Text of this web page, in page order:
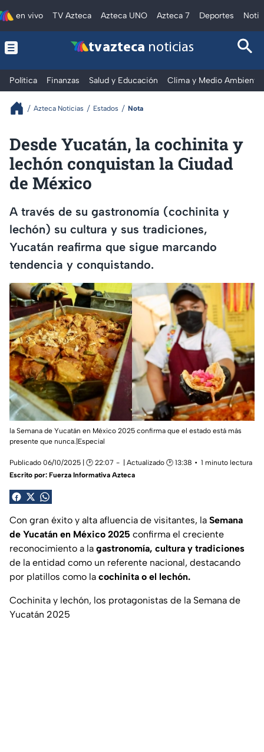
en vivo TV Azteca Azteca UNO Azteca 7 Deportes
tv azteca noticias
Política Finanzas Salud y Educación Clima y Medio Ambiente
Azteca Noticias Estados Nota
Desde Yucatán, la cochinita y
lechón conquistan la Ciudad
de México
A través de su gastronomía (cochinita y
lechón) su cultura y sus tradiciones,
Yucatán reafirma que sigue marcando
tendencia y conquistando.
la Semana de Yucatán en México 2025 confirma que el estado está más
presente que nunca.|Especial
Publicado 06/10/2025 | 🕑 22:07 | Actualizado 🕑 13:38
1 minuto lectura
Escrito por: Fuerza Informativa Azteca
Con gran éxito y alta afluencia de visitantes, la Semana
de Yucatán en México 2025 confirma el creciente
reconocimiento a la gastronomía, cultura y tradiciones
de la entidad como un referente nacional, destacando
por platillos como la cochinita o el lechón.
Cochinita y lechón, los protagonistas de la Semana de
Yucatán 2025